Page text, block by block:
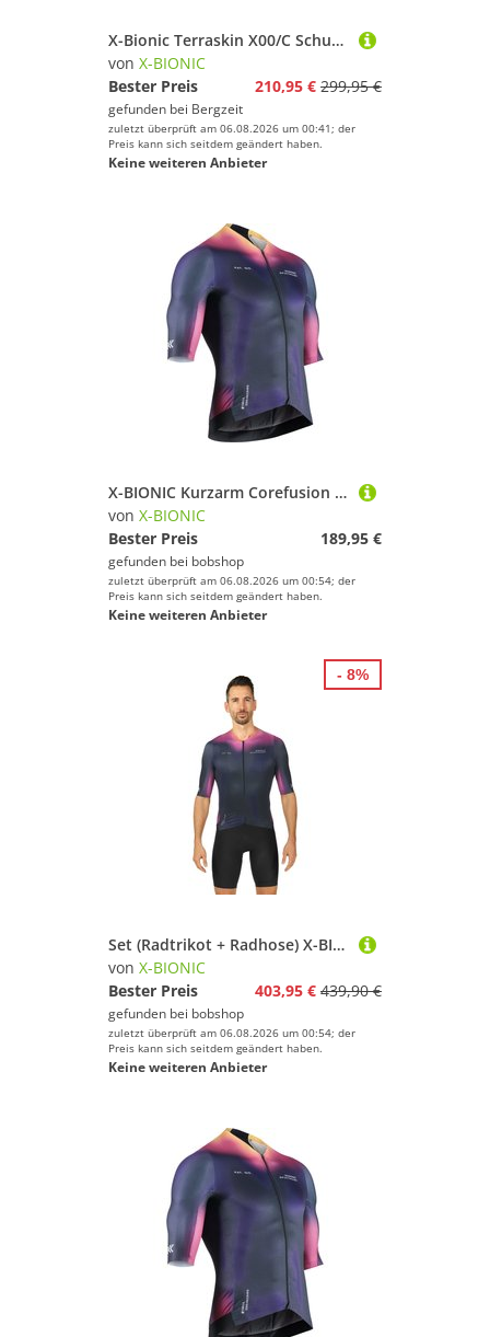
X-Bionic Terraskin X00/C Schuhe
von X-BIONIC
Bester Preis
210,95 € 299,95 €
gefunden bei Bergzeit
zuletzt überprüft am 06.08.2026 um 00:41; der
Preis kann sich seitdem geändert haben.
Keine weiteren Anbieter
X-BIONIC Kurzarm Corefusion Aero Trikot, für Herren, Größe L, Radtrikot,
von X-BIONIC
Bester Preis
189,95 €
gefunden bei bobshop
zuletzt überprüft am 06.08.2026 um 00:54; der
Preis kann sich seitdem geändert haben.
Keine weiteren Anbieter
Set (Radtrikot + Radhose) X-BIONIC Corefusion Set (2 Teile), für Herren
von X-BIONIC
Bester Preis
403,95 € 439,90 €
gefunden bei bobshop
zuletzt überprüft am 06.08.2026 um 00:54; der
Preis kann sich seitdem geändert haben.
Keine weiteren Anbieter
- 8%